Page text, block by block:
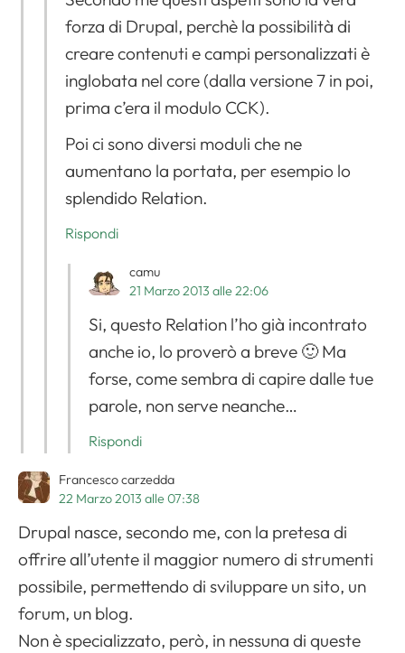
forza di Drupal, perchè la possibilità di
creare contenuti e campi personalizzati è
inglobata nel core (dalla versione 7 in poi,
prima c’era il modulo CCK).
Poi ci sono diversi moduli che ne
aumentano la portata, per esempio lo
splendido Relation.
Rispondi
camu
21 Marzo 2013 alle 22:06
Si, questo Relation l’ho già incontrato
anche io, lo proverò a breve 🙂 Ma
forse, come sembra di capire dalle tue
parole, non serve neanche…
Rispondi
Francesco carzedda
22 Marzo 2013 alle 07:38
Drupal nasce, secondo me, con la pretesa di
offrire all’utente il maggior numero di strumenti
possibile, permettendo di sviluppare un sito, un
forum, un blog.
Non è specializzato, però, in nessuna di queste